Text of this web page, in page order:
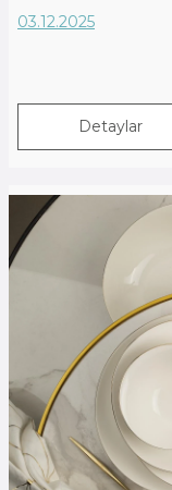
03.12.2025
Detaylar